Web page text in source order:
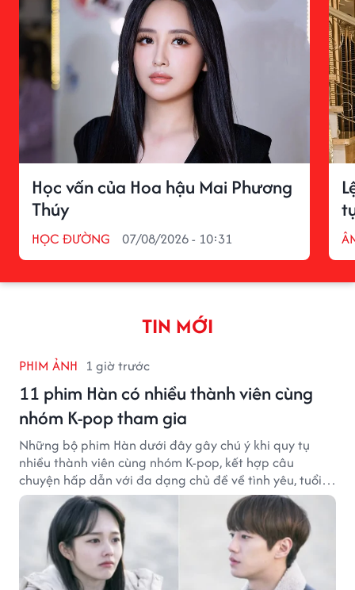
Học vấn của Hoa hậu Mai Phương
Thúy
HỌC ĐƯỜNG 07/08/2026 - 10:31
TIN MỚI
PHIM ẢNH 1 giờ trước
11 phim Hàn có nhiều thành viên cùng
nhóm K-pop tham gia
Những bộ phim Hàn dưới đây gây chú ý khi quy tụ
nhiều thành viên cùng nhóm K-pop, kết hợp câu
chuyện hấp dẫn với đa dạng chủ đề về tình yêu, tuổi
trẻ và ước mơ.